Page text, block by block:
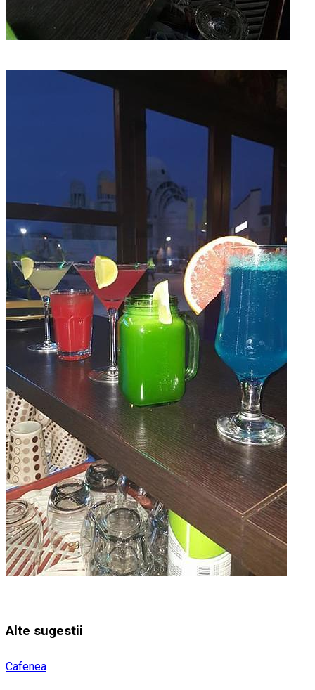
Alte sugestii
Cafenea